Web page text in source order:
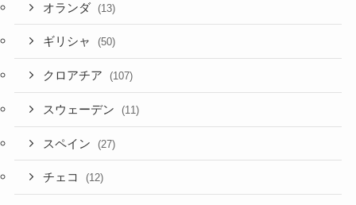
オランダ (13)
ギリシャ (50)
クロアチア (107)
スウェーデン (11)
スペイン (27)
チェコ (12)